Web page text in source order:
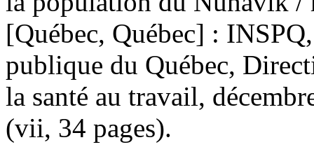
[Québec, Québec] :
publique du Québec,
la santé au travail,
(vii, 34 pages).